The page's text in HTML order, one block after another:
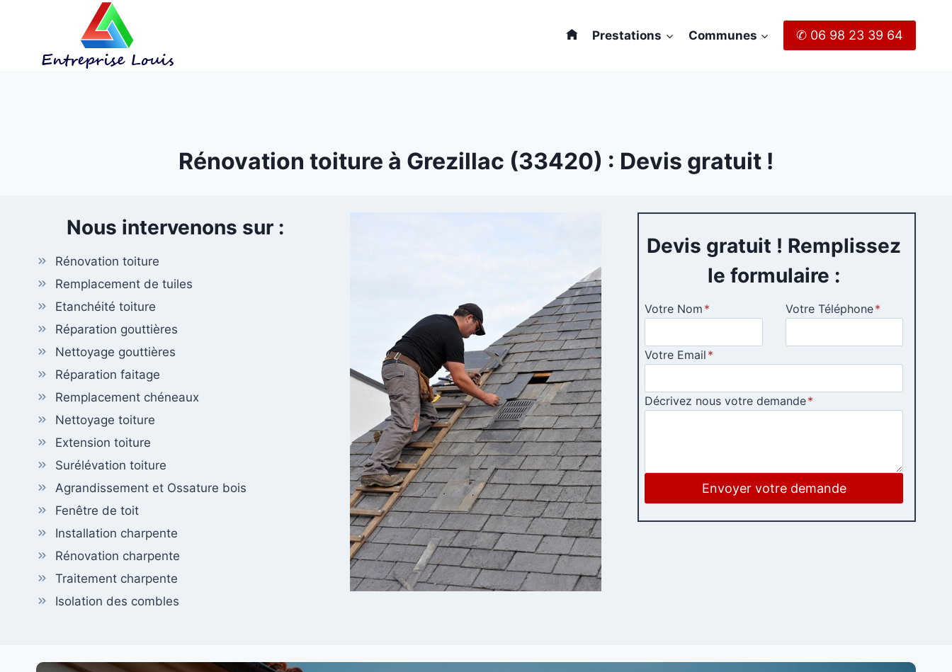
Prestations Communes ✆ 06 98 23 39 64
Rénovation toiture à Grezillac (33420) : Devis gratuit !
Nous intervenons sur :
Rénovation toiture
Remplacement de tuiles
Etanchéité toiture
Réparation gouttières
Nettoyage gouttières
Réparation faitage
Remplacement chéneaux
Nettoyage toiture
Extension toiture
Surélévation toiture
Agrandissement et Ossature bois
Fenêtre de toit
Installation charpente
Rénovation charpente
Traitement charpente
Isolation des combles
Devis gratuit ! Remplissez
le formulaire :
Votre Nom * Votre Téléphone*
Votre Email *
Décrivez nous votre demande*
Envoyer votre demande